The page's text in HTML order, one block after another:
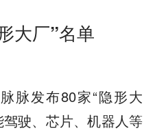
大厂”名单
脉发布80家“隐形大
驶、芯片、机器人等